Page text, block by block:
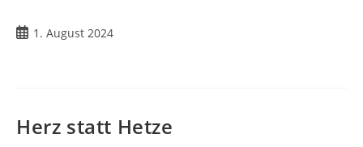
1. August 2024
Herz statt Hetze